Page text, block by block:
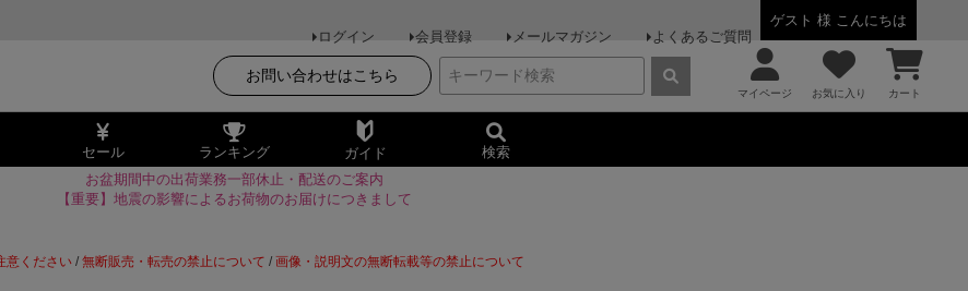
ゲスト 様 こんにちは
ログイン
会員登録 メールマガジン よくあるご質問
お問い合わせはこちら
マイページ お気に入り カート
セール ランキング ガイド 検索
お盆期間中の出荷業務一部休止・配送のご案内
【重要】地震の影響によるお荷物のお届けにつきまして
意ください / 無断販売・転売の禁止について / 画像・説明文の無断転載等の禁止について